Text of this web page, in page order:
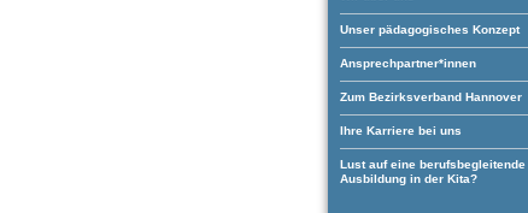
Unser pädagogisches Konzept
Ansprechpartner*innen
Zum Bezirksverband Hannover
Ihre Karriere bei uns
Lust auf eine berufsbegleitende
Ausbildung in der Kita?